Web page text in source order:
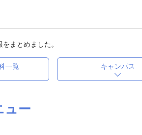
まとめました。
一覧 キャンパス
ュー